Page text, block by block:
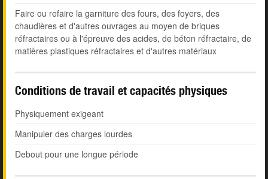
Faire ou refaire la garniture des fours, des foyers, des
chaudières et d'autres ouvrages au moyen de briques
réfractaires ou à l'épreuve des acides, de béton réfractaire, de
matières plastiques réfractaires et d'autres matériaux
Conditions de travail et capacités physiques
Physiquement exigeant
Manipuler des charges lourdes
Debout pour une longue période